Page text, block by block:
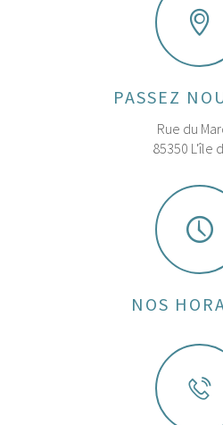
PASSEZ
Rue du
85350 L'île
NOS